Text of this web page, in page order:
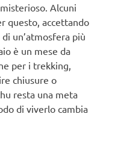
Alcuni
questo, accettando
un’atmosfera più
è un mese da
per i trekking,
chiusure o
resta una meta
di viverlo cambia